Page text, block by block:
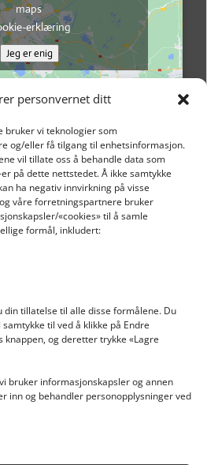
personvernet ditt
bruker vi teknologier som
og/eller få tilgang til enhetsinformasjon.
vil tillate oss å behandle data som
på dette nettstedet. Å ikke samtykke
ha negativ innvirkning på visse
våre forretningspartnere bruker
«cookies» til å samle
formål, inkludert:
din tillatelse til alle disse formålene. Du
til ved å klikke på Endre
knappen, og deretter trykke «Lagre
bruker informasjonskapsler og annen
inn og behandler personopplysninger ved
maps
erklæring
Jeg er enig